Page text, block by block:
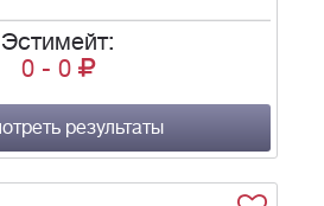
Эстимейт:
0 - 0
результаты